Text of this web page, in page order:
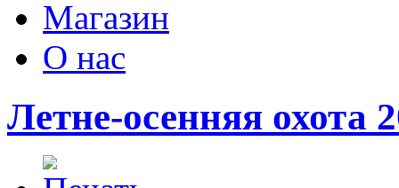
Магазин
О нас
Летне-осенняя охота